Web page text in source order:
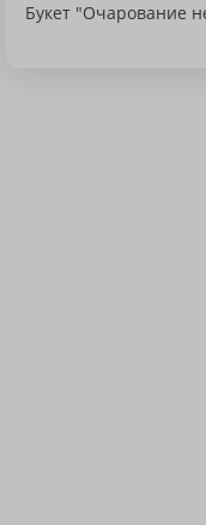
Букет "Очарование